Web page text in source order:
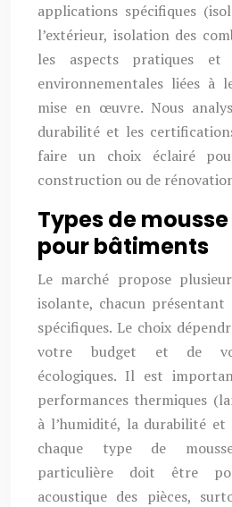
applications spécifiques
l’extérieur, isolation des
les aspects pratiques et
environnementales liées
mise en œuvre. Nous
durabilité et les
faire un choix éclairé
construction ou de
Types de
pour bâtiments
Le marché propose
isolante, chacun présentant
spécifiques. Le choix
votre budget et de
écologiques. Il est
performances thermiques
à l’humidité, la durabilité
chaque type de
particulière doit être
acoustique des pièces,